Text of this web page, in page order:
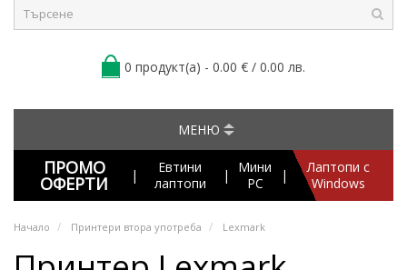
0 продукт(а) - 0.00 € / 0.00 лв.
МЕНЮ
ПРОМО
ОФЕРТИ |
Евтини
лаптопи
|
Мини
PC
|
Лаптопи с
Windows
Начало Принтери втора употреба Lexmark